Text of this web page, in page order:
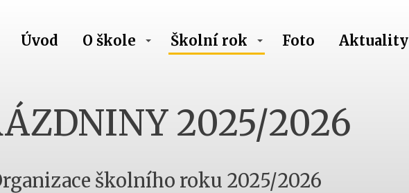
Úvod O škole Školní rok Foto Aktuality
2025/2026
školního roku 2025/2026